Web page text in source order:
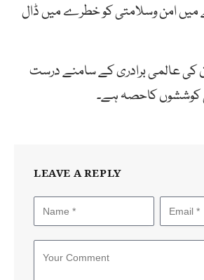
میں امن وسلامتی کو خطرے میں ڈال
کی عالمی برادری کے سامنے درست
کوششوں کاحصہ ہے۔
LEAVE A REPLY